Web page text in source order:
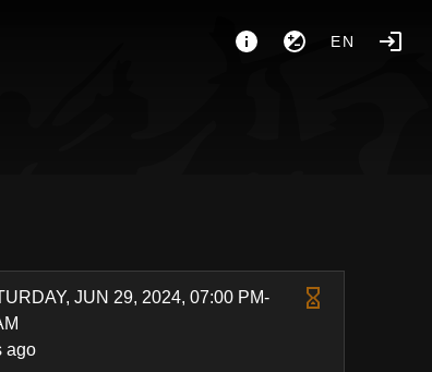
EN
JUN 29, 2024, 07:00 PM-
ago